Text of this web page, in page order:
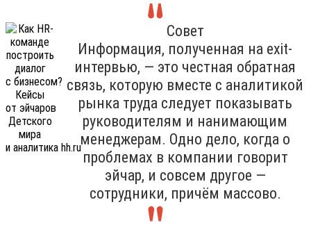
Совет
Информация, полученная на exit-
интервью, — это честная обратная
связь, которую вместе с аналитикой
рынка труда следует показывать
руководителям и нанимающим
менеджерам. Одно дело, когда о
проблемах в компании говорит
эйчар, и совсем другое —
сотрудники, причём массово.